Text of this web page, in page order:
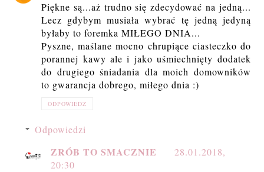
Piękne są...aż trudno się zdecydować na jedną...
Lecz gdybym musiała wybrać tę jedną jedyną
byłaby to foremka MIŁEGO DNIA...
Pyszne, maślane mocno chrupiące ciasteczko do
porannej kawy ale i jako uśmiechnięty dodatek
do drugiego śniadania dla moich domowników
to gwarancja dobrego, miłego dnia :)
ODPOWIEDZ
Odpowiedzi
ZRÓB TO SMACZNIE
28.01.2018,
20:30